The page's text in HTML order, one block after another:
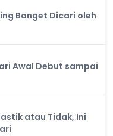
Banget Dicari oleh
Awal Debut sampai
atau Tidak, Ini